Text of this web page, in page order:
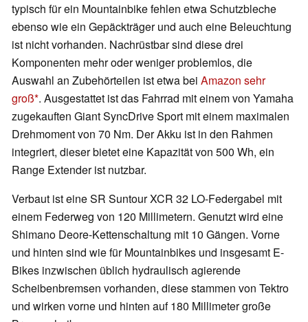
typisch für ein Mountainbike fehlen etwa Schutzbleche
ebenso wie ein Gepäckträger und auch eine Beleuchtung
ist nicht vorhanden. Nachrüstbar sind diese drei
Komponenten mehr oder weniger problemlos, die
Auswahl an Zubehörteilen ist etwa bei Amazon sehr
groß . Ausgestattet ist das Fahrrad mit einem von Yamaha
zugekauften Giant SyncDrive Sport mit einem maximalen
Drehmoment von 70 Nm. Der Akku ist in den Rahmen
integriert, dieser bietet eine Kapazität von 500 Wh, ein
Range Extender ist nutzbar.
Verbaut ist eine SR Suntour XCR 32 LO-Federgabel mit
einem Federweg von 120 Millimetern. Genutzt wird eine
Shimano Deore-Kettenschaltung mit 10 Gängen. Vorne
und hinten sind wie für Mountainbikes und insgesamt E-
Bikes inzwischen üblich hydraulisch agierende
Scheibenbremsen vorhanden, diese stammen von Tektro
und wirken vorne und hinten auf 180 Millimeter große